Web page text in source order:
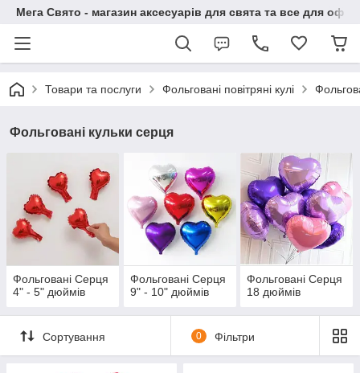
Мега Свято - магазин аксесуарів для свята та все для
Товари та послуги Фольговані повітряні кулі
Фольговані кульки серця
Фольговані Серця
4" - 5" дюймів
Фольговані Серця
9" - 10" дюймів
Фольговані Серця
18 дюймів
Сортування 0 Фільтри